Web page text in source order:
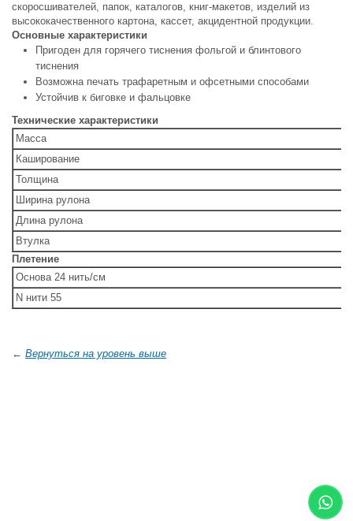
скоросшивателей, папок, каталогов, книг-макетов, изделий из
высококачественного картона, кассет, акцидентной продукции.
Основные характеристики
Пригоден для горячего тиснения фольгой и блинтового
тиснения
Возможна печать трафаретным и офсетными способами
Устойчив к биговке и фальцовке
Технические характеристики
Масса
Каширование
Толщина
Ширина рулона
Длина рулона
Втулка
Плетение
Основа 24 нить/см
N нити 55
← Вернуться на уровень выше